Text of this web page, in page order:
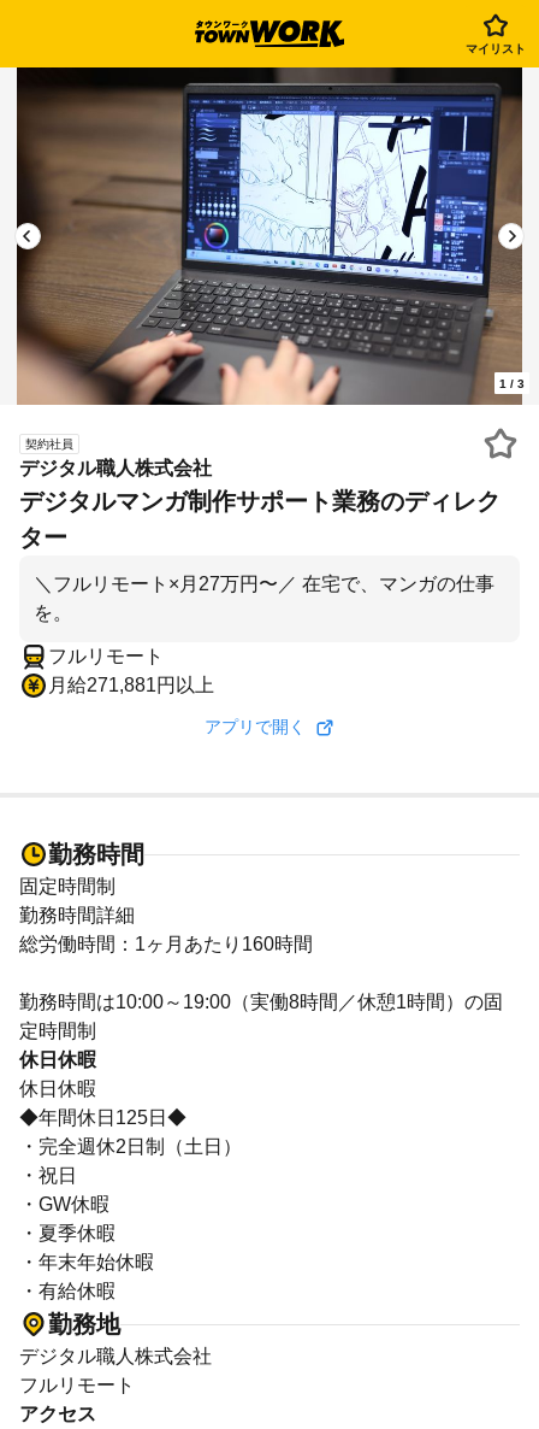
マイリスト
1 / 3
契約社員
デジタル職人株式会社
デジタルマンガ制作サポート業務のディレク
ター
＼フルリモート×月27万円〜／ 在宅で、マンガの仕事
を。
フルリモート
月給271,881円以上
アプリで開く
勤務時間
固定時間制
勤務時間詳細
総労働時間：1ヶ月あたり160時間
勤務時間は10:00～19:00（実働8時間／休憩1時間）の固
定時間制
休日休暇
休日休暇
◆年間休日125日◆
・完全週休2日制（土日）
・祝日
・GW休暇
・夏季休暇
・年末年始休暇
・有給休暇
勤務地
デジタル職人株式会社
フルリモート
アクセス